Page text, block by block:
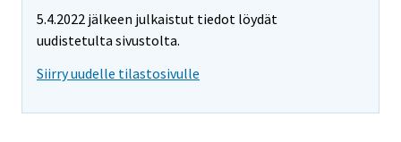
5.4.2022 jälkeen julkaistut tiedot löydät
uudistetulta sivustolta.
Siirry uudelle tilastosivulle